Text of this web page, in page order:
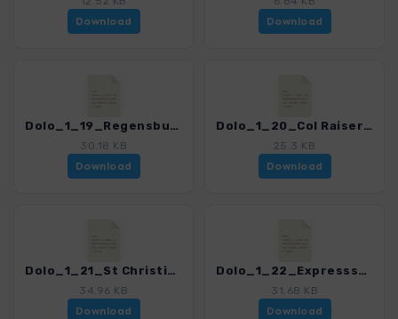
Download
Download
Dolo_1_19_Regensburger und Juac-Huette.gpx
30.18 KB
Download
Dolo_1_20_Col Raiser-St Ulrich.gpx
25.3 KB
Download
Dolo_1_21_St Christina-Puezhuette.gpx
34.96 KB
Download
Dolo_1_22_Expresssteig-Steviahuette.gpx
31.68 KB
Download